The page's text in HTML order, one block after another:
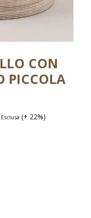
CON
PICCOLA
Esclusa (+ 22%)